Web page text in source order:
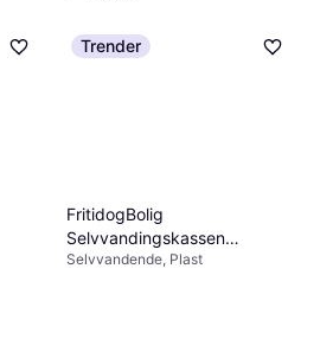
Trender
FritidogBolig
Selvvandingskassen
Plantekasse
Selvvandende, Plast